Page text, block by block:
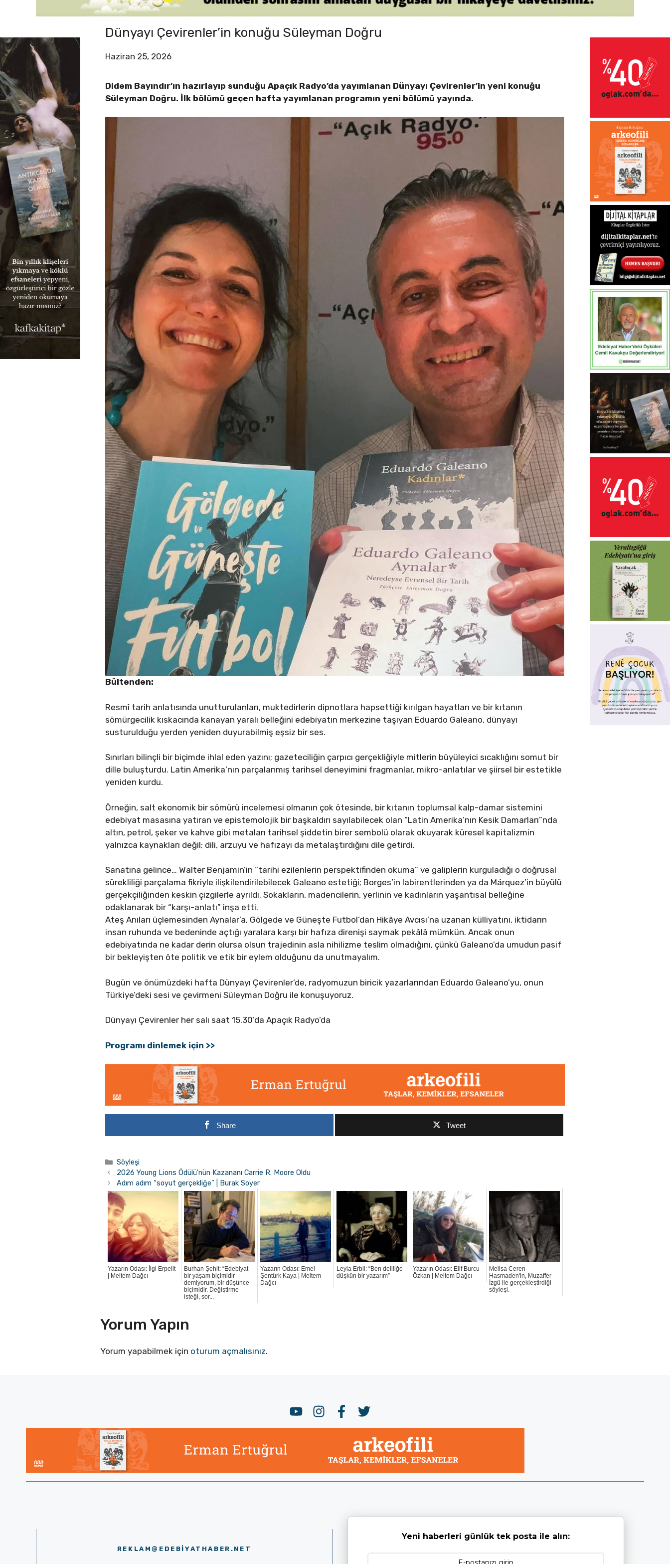
Dünyayı Çevirenler’in konuğu Süleyman Doğru
Haziran 25, 2026
Didem Bayındır’ın hazırlayıp sunduğu Apaçık Radyo’da yayımlanan Dünyayı Çevirenler’in yeni konuğu
Süleyman Doğru. İlk bölümü geçen hafta yayımlanan programın yeni bölümü yayında.
Bültenden:
Resmî tarih anlatısında unutturulanları, muktedirlerin dipnotlara hapsettiği kırılgan hayatları ve bir kıtanın
sömürgecilik kıskacında kanayan yaralı belleğini edebiyatın merkezine taşıyan Eduardo Galeano, dünyayı
susturulduğu yerden yeniden duyurabilmiş eşsiz bir ses.
Sınırları bilinçli bir biçimde ihlal eden yazını; gazeteciliğin çarpıcı gerçekliğiyle mitlerin büyüleyici sıcaklığını somut bir
dille buluşturdu. Latin Amerika’nın parçalanmış tarihsel deneyimini fragmanlar, mikro-anlatılar ve şiirsel bir estetikle
yeniden kurdu.
Örneğin, salt ekonomik bir sömürü incelemesi olmanın çok ötesinde, bir kıtanın toplumsal kalp-damar sistemini
edebiyat masasına yatıran ve epistemolojik bir başkaldırı sayılabilecek olan “Latin Amerika’nın Kesik Damarları”nda
altın, petrol, şeker ve kahve gibi metaları tarihsel şiddetin birer sembolü olarak okuyarak küresel kapitalizmin
yalnızca kaynakları değil; dili, arzuyu ve hafızayı da metalaştırdığını dile getirdi.
Sanatına gelince… Walter Benjamin’in “tarihi ezilenlerin perspektifinden okuma” ve galiplerin kurguladığı o doğrusal
sürekliliği parçalama fikriyle ilişkilendirilebilecek Galeano estetiği; Borges’in labirentlerinden ya da Márquez’in büyülü
gerçekçiliğinden keskin çizgilerle ayrıldı. Sokakların, madencilerin, yerlinin ve kadınların yaşantısal belleğine
odaklanarak bir “karşı-anlatı” inşa etti.
Ateş Anıları üçlemesinden Aynalar’a, Gölgede ve Güneşte Futbol’dan Hikâye Avcısı’na uzanan külliyatını, iktidarın
insan ruhunda ve bedeninde açtığı yaralara karşı bir hafıza direnişi saymak pekâlâ mümkün. Ancak onun
edebiyatında ne kadar derin olursa olsun trajedinin asla nihilizme teslim olmadığını, çünkü Galeano’da umudun pasif
bir bekleyişten öte politik ve etik bir eylem olduğunu da unutmayalım.
Bugün ve önümüzdeki hafta Dünyayı Çevirenler’de, radyomuzun biricik yazarlarından Eduardo Galeano’yu, onun
Türkiye’deki sesi ve çevirmeni Süleyman Doğru ile konuşuyoruz.
Dünyayı Çevirenler her salı saat 15.30’da Apaçık Radyo’da
Programı dinlemek için >>
Share Tweet
Kategoriler
Söyleşi
2026 Young Lions Ödülü’nün Kazananı Carrie R. Moore Oldu
Adım adım “soyut gerçekliğe” | Burak Soyer
Yazarın Odası: İlgi Erpelit
| Meltem Dağcı
Burhan Şehit: “Edebiyat
bir yaşam biçimidir
demiyorum, bir düşünce
biçimidir. Değiştirme
isteği, sor...
Yazarın Odası: Emel
Şentürk Kaya | Meltem
Dağcı
Leyla Erbil: “Ben deliliğe
düşkün bir yazarım”
Yazarın Odası: Elif Burcu
Özkan | Meltem Dağcı
Melisa Ceren
Hasmaden'in, Muzaffer
İzgü ile gerçekleştirdiği
söyleşi.
Yorum Yapın
Yorum yapabilmek için oturum açmalısınız.
REKLAM@EDEBIYATHABER.NET
Yeni haberleri günlük tek posta ile alın: